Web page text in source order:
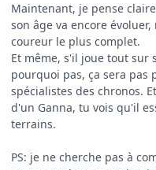
Maintenant, je pense
son âge va encore
coureur le plus complet.
Et même, s'il joue tout sur
pourquoi pas, ça sera pas
spécialistes des chronos.
d'un Ganna, tu vois qu'il
terrains.
PS: je ne cherche pas à